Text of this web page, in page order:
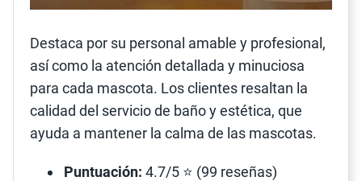
Destaca por su personal amable y profesional,
así como la atención detallada y minuciosa
para cada mascota. Los clientes resaltan la
calidad del servicio de baño y estética, que
ayuda a mantener la calma de las mascotas.
Puntuación: 4.7/5 ⭐ (99 reseñas)